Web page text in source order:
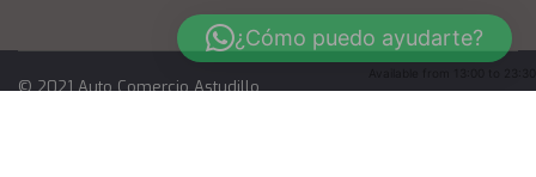
© 2021 Auto Comercio Astudillo
¿Cómo puedo ayudarte?